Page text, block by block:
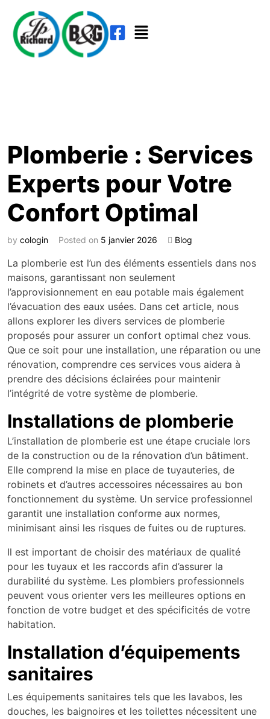
Plomberie : Services
Experts pour Votre
Confort Optimal
by cologin Posted on 5 janvier 2026 Blog
La plomberie est l’un des éléments essentiels dans nos
maisons, garantissant non seulement
l’approvisionnement en eau potable mais également
l’évacuation des eaux usées. Dans cet article, nous
allons explorer les divers services de plomberie
proposés pour assurer un confort optimal chez vous.
Que ce soit pour une installation, une réparation ou une
rénovation, comprendre ces services vous aidera à
prendre des décisions éclairées pour maintenir
l’intégrité de votre système de plomberie.
Installations de plomberie
L’installation de plomberie est une étape cruciale lors
de la construction ou de la rénovation d’un bâtiment.
Elle comprend la mise en place de tuyauteries, de
robinets et d’autres accessoires nécessaires au bon
fonctionnement du système. Un service professionnel
garantit une installation conforme aux normes,
minimisant ainsi les risques de fuites ou de ruptures.
Il est important de choisir des matériaux de qualité
pour les tuyaux et les raccords afin d’assurer la
durabilité du système. Les plombiers professionnels
peuvent vous orienter vers les meilleures options en
fonction de votre budget et des spécificités de votre
habitation.
Installation d’équipements
sanitaires
Les équipements sanitaires tels que les lavabos, les
douches, les baignoires et les toilettes nécessitent une